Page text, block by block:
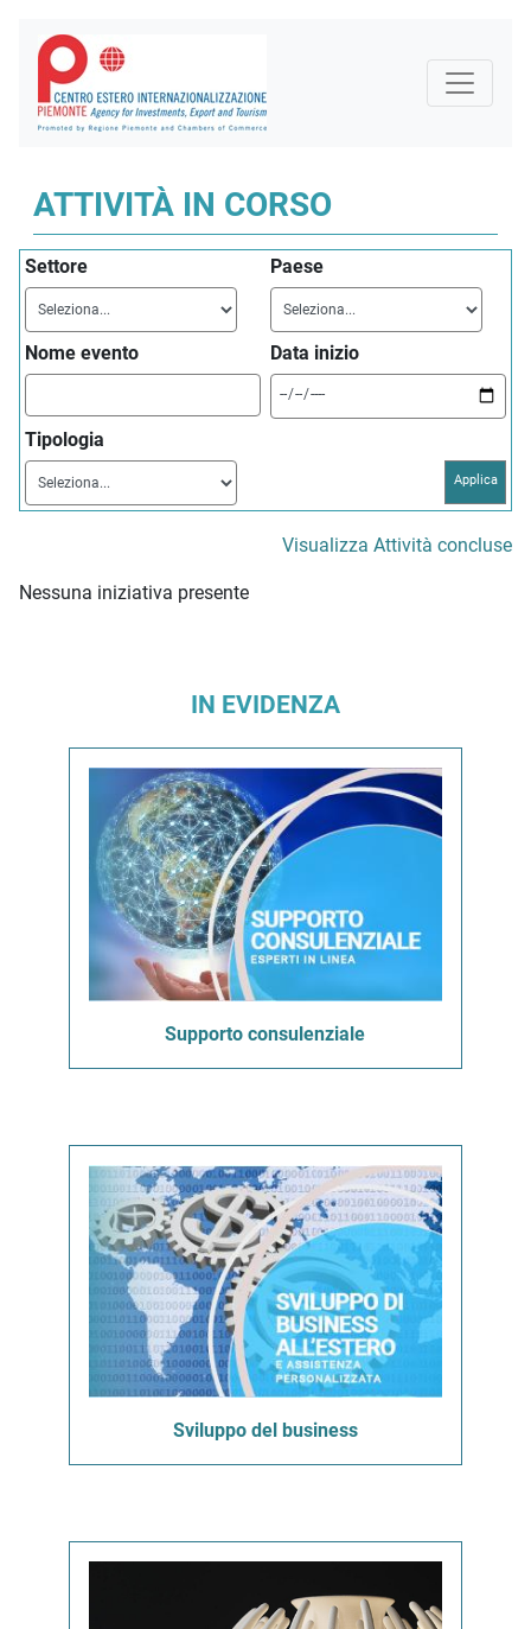
ATTIVITÀ IN CORSO
Settore Paese
Nome evento Data inizio
Tipologia
Visualizza Attività concluse
Nessuna iniziativa presente
IN EVIDENZA
Supporto consulenziale
Sviluppo del business